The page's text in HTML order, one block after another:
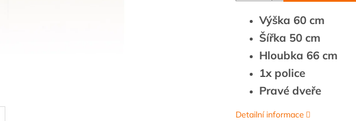
Výška 60 cm
Šířka 50 cm
Hloubka 66 cm
1x police
Pravé dveře
Detailní informace